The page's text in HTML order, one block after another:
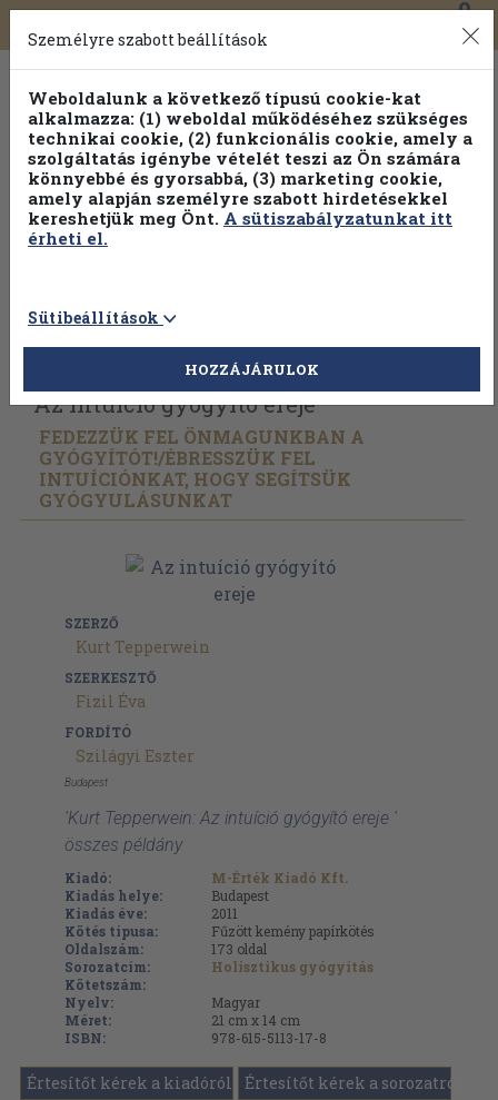
Toggle
navigation
0
Vissza az előző oldalra Válasszon példányt
Az intuíció gyógyító ereje
FEDEZZÜK FEL ÖNMAGUNKBAN A
GYÓGYÍTÓT!/ÉBRESSZÜK FEL
INTUÍCIÓNKAT, HOGY SEGÍTSÜK
GYÓGYULÁSUNKAT
SZERZŐ
Kurt Tepperwein
SZERKESZTŐ
Fizil Éva
FORDÍTÓ
Szilágyi Eszter
Budapest
'Kurt Tepperwein: Az intuíció gyógyító ereje '
összes példány
Kiadó:
M-Érték Kiadó Kft.
Kiadás helye:
Budapest
Kiadás éve:
2011
Kötés típusa:
Fűzött kemény papírkötés
Oldalszám:
173 oldal
Sorozatcím:
Holisztikus gyógyítás
Kötetszám:
Nyelv:
Magyar
Méret:
21 cm x 14 cm
ISBN:
978-615-5113-17-8
Értesítőt kérek a kiadóról Értesítőt kérek a sorozatról
Személyre szabott beállítások
Weboldalunk a következő típusú cookie-kat
alkalmazza: (1) weboldal működéséhez szükséges
technikai cookie, (2) funkcionális cookie, amely a
szolgáltatás igénybe vételét teszi az Ön számára
könnyebbé és gyorsabbá, (3) marketing cookie,
amely alapján személyre szabott hirdetésekkel
kereshetjük meg Önt. A sütiszabályzatunkat itt
érheti el.
Sütibeállítások
HOZZÁJÁRULOK